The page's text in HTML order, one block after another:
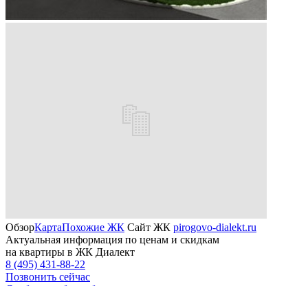
ОбзорКартаПохожие ЖК Сайт ЖК pirogovo-dialekt.ru
Актуальная информация по ценам и скидкам
на квартиры в ЖК Диалект
8 (495) 431-88-22
Позвонить сейчас